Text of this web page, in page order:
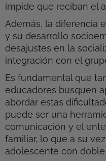
impide que reciban el
Además, la diferencia
y su desarrollo
desajustes en la
integración con el
Es fundamental que
educadores busquen
abordar estas
puede ser una
comunicación y el
familiar, lo que a su
adolescente con